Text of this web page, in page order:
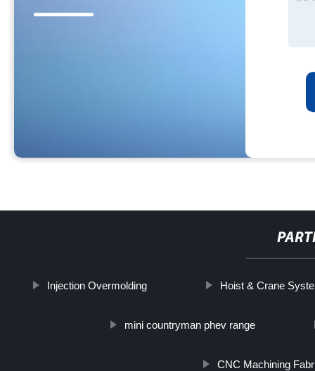
Injection Overmolding Hoist & Crane
mini countryman phev range
CNC Machining